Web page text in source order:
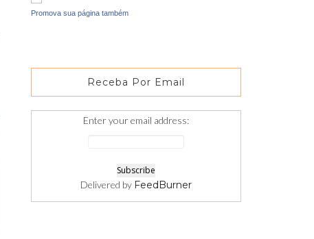
Promova sua página também
Receba Por Email
Enter your email address:
Delivered by FeedBurner